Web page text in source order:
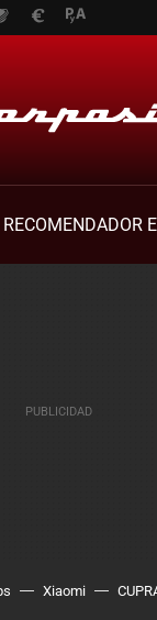
RECOMENDADOR
Xiaomi